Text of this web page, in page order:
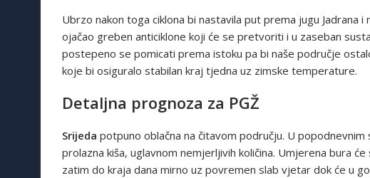
Ubrzo nakon toga ciklona bi nastavila put prema jugu Jadrana
ojačao greben anticiklone koji će se pretvoriti i u zaseban
postepeno se pomicati prema istoku pa bi naše područje
koje bi osiguralo stabilan kraj tjedna uz zimske temperature.
Detaljna prognoza za PGŽ
Srijeda potpuno oblačna na čitavom području. U
prolazna kiša, uglavnom nemjerljivih količina. Umjerena bura
zatim do kraja dana mirno uz povremen slab vjetar dok će u